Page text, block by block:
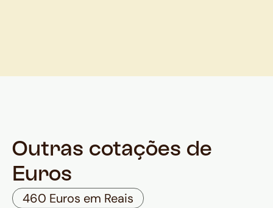
Outras cotações de
Euros
460 Euros em Reais